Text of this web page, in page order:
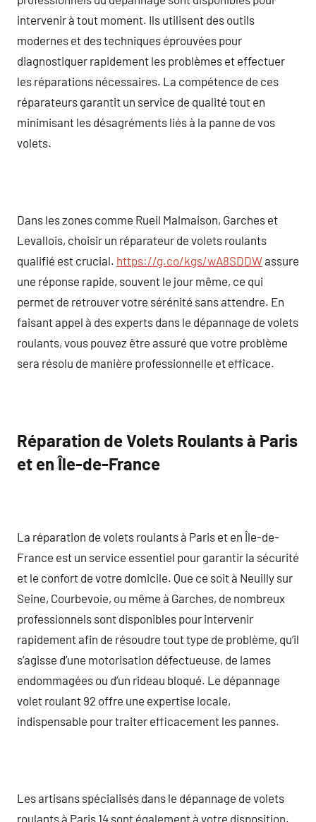
intervenir à tout moment. Ils utilisent des outils
modernes et des techniques éprouvées pour
diagnostiquer rapidement les problèmes et effectuer
les réparations nécessaires. La compétence de ces
réparateurs garantit un service de qualité tout en
minimisant les désagréments liés à la panne de vos
volets.
Dans les zones comme Rueil Malmaison, Garches et
Levallois, choisir un réparateur de volets roulants
qualifié est crucial. https://g.co/kgs/wA8SDDWassure
une réponse rapide, souvent le jour même, ce qui
permet de retrouver votre sérénité sans attendre. En
faisant appel à des experts dans le dépannage de volets
roulants, vous pouvez être assuré que votre problème
sera résolu de manière professionnelle et efficace.
Réparation de Volets Roulants à Paris
et en Île-de-France
La réparation de volets roulants à Paris et en Île-de-
France est un service essentiel pour garantir la sécurité
et le confort de votre domicile. Que ce soit à Neuilly sur
Seine, Courbevoie, ou même à Garches, de nombreux
professionnels sont disponibles pour intervenir
rapidement afin de résoudre tout type de problème, qu’il
s’agisse d’une motorisation défectueuse, de lames
endommagées ou d’un rideau bloqué. Le dépannage
volet roulant 92 offre une expertise locale,
indispensable pour traiter efficacement les pannes.
Les artisans spécialisés dans le dépannage de volets
roulants à Paris 14 sont également à votre disposition.